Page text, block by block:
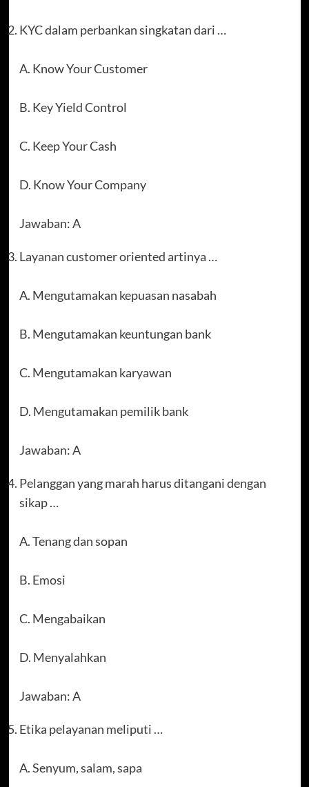
KYC dalam perbankan singkatan dari …
A. Know Your Customer
B. Key Yield Control
C. Keep Your Cash
D. Know Your Company
Jawaban: A
Layanan customer oriented artinya …
A. Mengutamakan kepuasan nasabah
B. Mengutamakan keuntungan bank
C. Mengutamakan karyawan
D. Mengutamakan pemilik bank
Jawaban: A
Pelanggan yang marah harus ditangani dengan
sikap …
A. Tenang dan sopan
B. Emosi
C. Mengabaikan
D. Menyalahkan
Jawaban: A
Etika pelayanan meliputi …
A. Senyum, salam, sapa